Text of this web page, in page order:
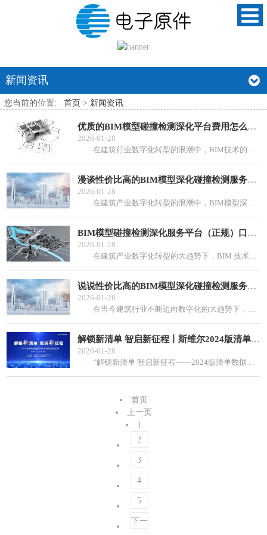
新闻资讯
您当前的位置: 首页 > 新闻资讯
优质的BIM模型碰撞检测深化平台费用怎么算价格透明吗
2026-01-28
在建筑行业数字化转型的浪潮中，BIM技术的应用愈发广泛，而BIM模型碰撞检测深化服务平台的重要性也日益凸显。一个优质、靠谱且性价比高的平台，能够为建...
漫谈性价比高的BIM模型深化碰撞检测服务平台费用怎么收
2026-01-28
在建筑产业数字化转型的浪潮中，BIM模型深化碰撞检测服务扮演着至关重要的角色。它能够帮助建筑项目各参与方在设计和施工阶段提前发现并解决潜在的冲突和问...
BIM模型碰撞检测深化服务平台（正规）口碑如何一起探讨
2026-01-28
在建筑产业数字化转型的大趋势下，BIM 技术的应用愈发广泛，而 BIM 模型碰撞检测深化服务平台也成为众多建筑企业关注的焦点。今天，我们就来深入了解...
说说性价比高的BIM模型深化碰撞检测服务平台哪家值得选
2026-01-28
在当今建筑行业不断迈向数字化的大趋势下，BIM（建筑信息模型）技术的应用愈发广泛，其中BIM模型碰撞检测深化服务更是成为了保障建筑项目顺利进行的关键...
解锁新清单 智启新征程丨斯维尔2024版清单数据接口升级与招投标协同应用交流会成
2026-01-28
“解锁新清单 智启新征程——2024版清单数据接口升级与招投标协同应用”交流会议在深圳科学馆成功举办。本次会议由深圳市斯维尔科技股份有限公司（以下简...
首页
上一页
1
2
3
4
5
下一